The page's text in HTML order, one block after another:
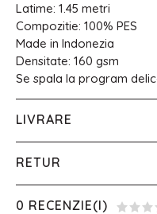
Latime: 1.45 metri
Compozitie: 100% PES
Made in Indonezia
Densitate: 160 gsm
Se spala la program
LIVRARE
RETUR
0 RECENZIE(I)